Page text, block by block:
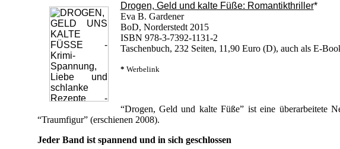
Drogen, Geld und kalte Füße: Romantikthriller*
Eva B. Gardener
BoD, Norderstedt 2015
ISBN 978-3-7392-1131-2
Taschenbuch, 232 Seiten, 11,90 Euro (D), auch als E-
* Werbelink
“Drogen, Geld und kalte Füße” ist eine überarbeitete
“Traumfigur” (erschienen 2008).
Jeder Band ist spannend und in sich geschlossen